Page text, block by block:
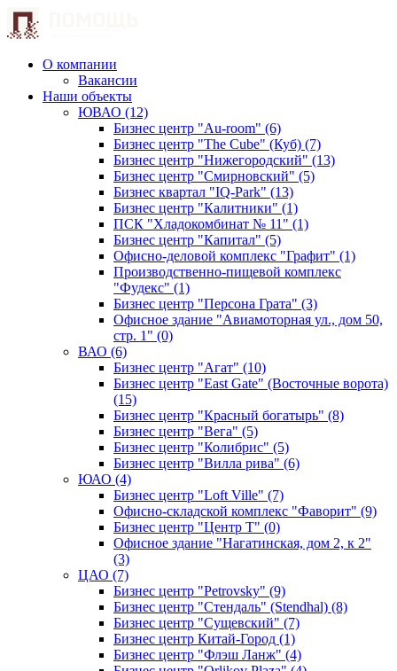
О компании
Вакансии
Наши объекты
ЮВАО (12)
Бизнес центр "Au-room" (6)
Бизнес центр "The Cube" (Куб) (7)
Бизнес центр "Нижегородский" (13)
Бизнес центр "Смирновский" (5)
Бизнес квартал "IQ-Park" (13)
Бизнес центр "Калитники" (1)
ПСК "Хладокомбинат № 11" (1)
Бизнес центр "Капитал" (5)
Офисно-деловой комплекс "Графит" (1)
Производственно-пищевой комплекс
"Фудекс" (1)
Бизнес центр "Персона Грата" (3)
Офисное здание "Авиамоторная ул., дом 50,
стр. 1" (0)
ВАО (6)
Бизнес центр "Агат" (10)
Бизнес центр "East Gate" (Восточные ворота)
(15)
Бизнес центр "Красный богатырь" (8)
Бизнес центр "Вега" (5)
Бизнес центр "Колибрис" (5)
Бизнес центр "Вилла рива" (6)
ЮАО (4)
Бизнес центр "Loft Ville" (7)
Офисно-складской комплекс "Фаворит" (9)
Бизнес центр "Центр Т" (0)
Офисное здание "Нагатинская, дом 2, к 2"
(3)
ЦАО (7)
Бизнес центр "Petrovsky" (9)
Бизнес центр "Стендаль" (Stendhal) (8)
Бизнес центр "Сущевский" (7)
Бизнес центр Китай-Город (1)
Бизнес центр "Флэш Ланж" (4)